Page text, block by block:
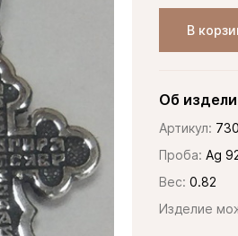
В
Об
Артикул:
Проба: Ag
Вес: 0.82
Изделие